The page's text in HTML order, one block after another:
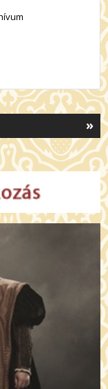
»